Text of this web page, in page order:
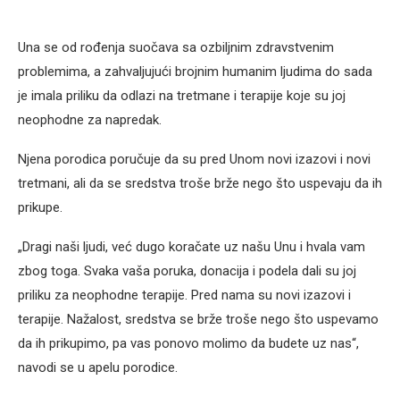
Una se od rođenja suočava sa ozbiljnim zdravstvenim
problemima, a zahvaljujući brojnim humanim ljudima do sada
je imala priliku da odlazi na tretmane i terapije koje su joj
neophodne za napredak.
Njena porodica poručuje da su pred Unom novi izazovi i novi
tretmani, ali da se sredstva troše brže nego što uspevaju da ih
prikupe.
„Dragi naši ljudi, već dugo koračate uz našu Unu i hvala vam
zbog toga. Svaka vaša poruka, donacija i podela dali su joj
priliku za neophodne terapije. Pred nama su novi izazovi i
terapije. Nažalost, sredstva se brže troše nego što uspevamo
da ih prikupimo, pa vas ponovo molimo da budete uz nas“,
navodi se u apelu porodice.